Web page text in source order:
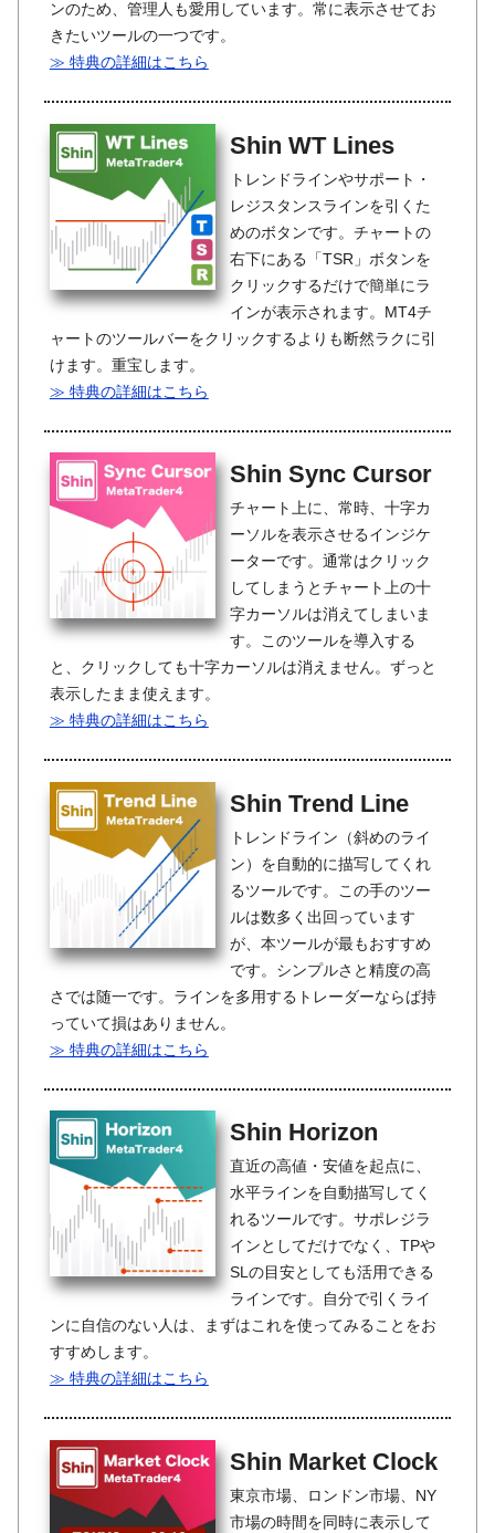
ンのため、管理人も愛用しています。常に表示させてお
きたいツールの一つです。
≫ 特典の詳細はこちら
Shin WT Lines
トレンドラインやサポート・
レジスタンスラインを引くた
めのボタンです。チャートの
右下にある「TSR」ボタンを
クリックするだけで簡単にラ
インが表示されます。MT4チ
ャートのツールバーをクリックするよりも断然ラクに引
けます。重宝します。
≫ 特典の詳細はこちら
Shin Sync Cursor
チャート上に、常時、十字カ
ーソルを表示させるインジケ
ーターです。通常はクリック
してしまうとチャート上の十
字カーソルは消えてしまいま
す。このツールを導入する
と、クリックしても十字カーソルは消えません。ずっと
表示したまま使えます。
≫ 特典の詳細はこちら
Shin Trend Line
トレンドライン（斜めのライ
ン）を自動的に描写してくれ
るツールです。この手のツー
ルは数多く出回っています
が、本ツールが最もおすすめ
です。シンプルさと精度の高
さでは随一です。ラインを多用するトレーダーならば持
っていて損はありません。
≫ 特典の詳細はこちら
Shin Horizon
直近の高値・安値を起点に、
水平ラインを自動描写してく
れるツールです。サポレジラ
インとしてだけでなく、TPや
SLの目安としても活用できる
ラインです。自分で引くライ
ンに自信のない人は、まずはこれを使ってみることをお
すすめします。
≫ 特典の詳細はこちら
Shin Market Clock
東京市場、ロンドン市場、NY
市場の時間を同時に表示して